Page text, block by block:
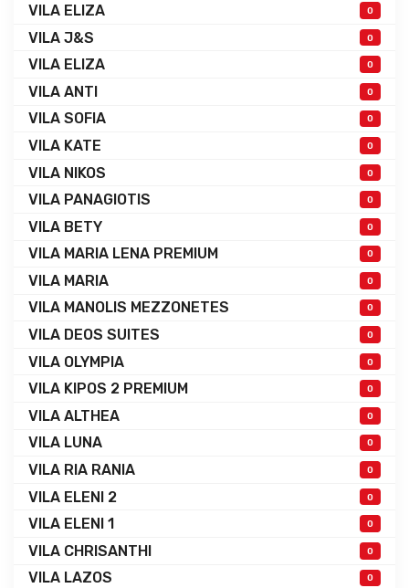
VILA ELIZA 0
VILA J&S 0
VILA ELIZA 0
VILA ANTI 0
VILA SOFIA 0
VILA KATE 0
VILA NIKOS 0
VILA PANAGIOTIS 0
VILA BETY 0
VILA MARIA LENA PREMIUM 0
VILA MARIA 0
VILA MANOLIS MEZZONETES 0
VILA DEOS SUITES 0
VILA OLYMPIA 0
VILA KIPOS 2 PREMIUM 0
VILA ALTHEA 0
VILA LUNA 0
VILA RIA RANIA 0
VILA ELENI 2 0
VILA ELENI 1 0
VILA CHRISANTHI 0
VILA LAZOS 0